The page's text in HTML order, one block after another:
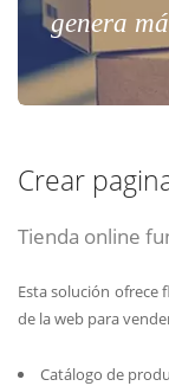
genera
Crear
Tienda online
Esta solución ofrece
de la web para
Catálogo de